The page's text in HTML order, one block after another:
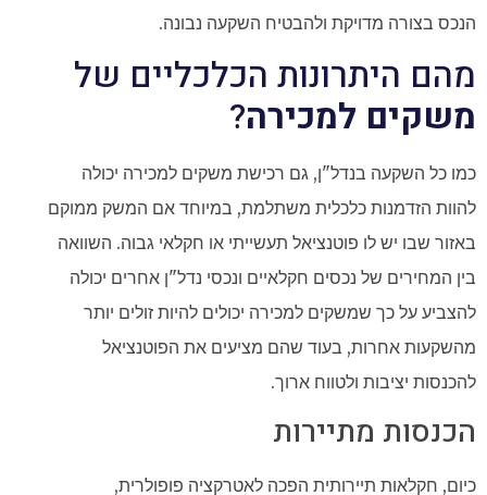
הנכס בצורה מדויקת ולהבטיח השקעה נבונה.
מהם היתרונות הכלכליים של
משקים למכירה?
כמו כל השקעה בנדל"ן, גם רכישת משקים למכירה יכולה
להוות הזדמנות כלכלית משתלמת, במיוחד אם המשק ממוקם
באזור שבו יש לו פוטנציאל תעשייתי או חקלאי גבוה. השוואה
בין המחירים של נכסים חקלאיים ונכסי נדל"ן אחרים יכולה
להצביע על כך שמשקים למכירה יכולים להיות זולים יותר
מהשקעות אחרות, בעוד שהם מציעים את הפוטנציאל
להכנסות יציבות ולטווח ארוך.
הכנסות מתיירות
כיום, חקלאות תיירותית הפכה לאטרקציה פופולרית,